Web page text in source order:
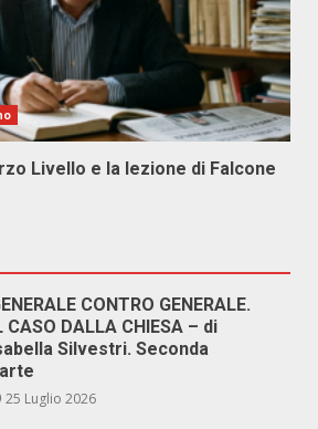
Livello e la lezione di Falcone
CONTRO GENERALE.
CASO DALLA CHIESA – di
Silvestri. Seconda
25 Luglio 2026